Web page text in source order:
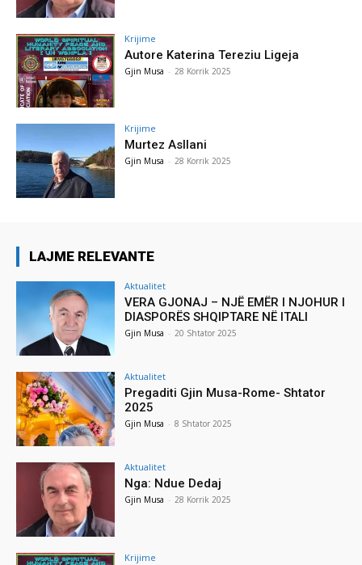
Krijime
Autore Katerina Tereziu Ligeja
Gjin Musa - 28 Korrik 2025
Krijime
Murtez Asllani
Gjin Musa - 28 Korrik 2025
LAJME RELEVANTE
Aktualitet
VERA GJONAJ – NJË EMËR I NJOHUR I
DIASPORËS SHQIPTARE NË ITALI
Gjin Musa - 20 Shtator 2025
Aktualitet
Pregaditi Gjin Musa-Rome- Shtator
2025
Gjin Musa - 8 Shtator 2025
Aktualitet
Nga: Ndue Dedaj
Gjin Musa - 28 Korrik 2025
Krijime